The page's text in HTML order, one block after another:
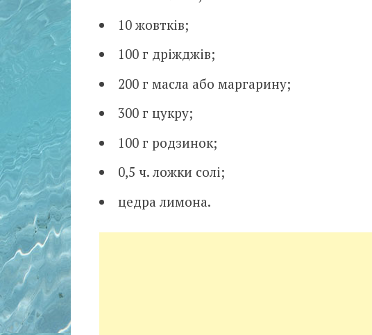
10 жовтків;
100 г дріжджів;
200 г масла або маргарину;
300 г цукру;
100 г родзинок;
0,5 ч. ложки солі;
цедра лимона.